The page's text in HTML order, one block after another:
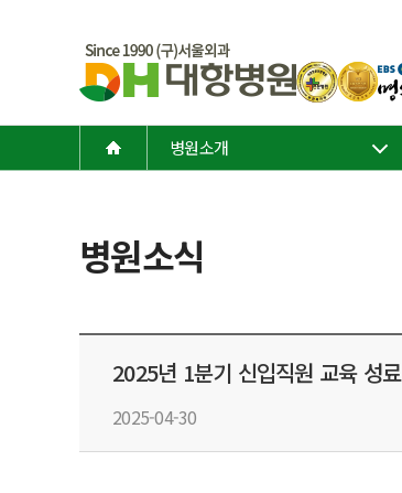
병원소개
병원소식
2025년 1분기 신입직원 교육 성료
2025-04-30